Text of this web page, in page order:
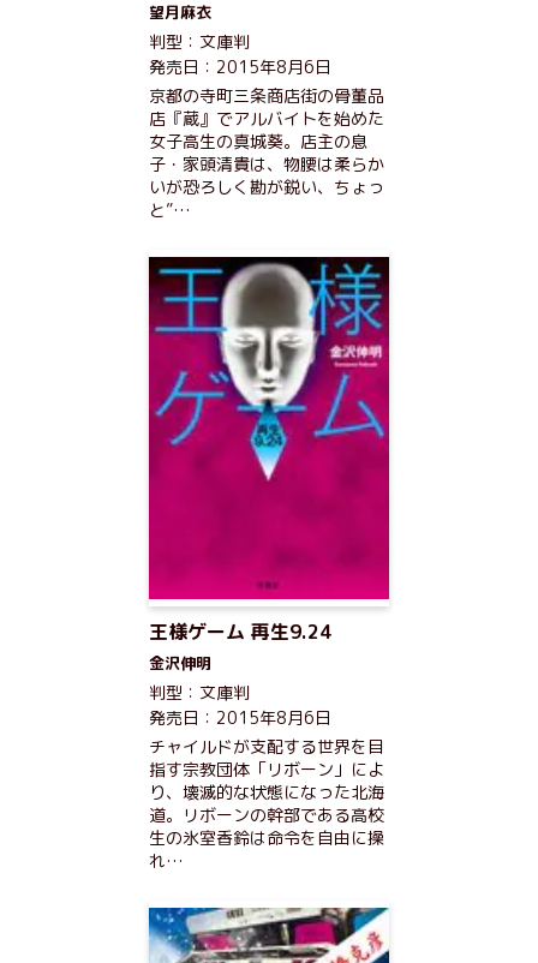
望月麻衣
判型：文庫判
発売日：2015年8月6日
京都の寺町三条商店街の骨董品
店『蔵』でアルバイトを始めた
女子高生の真城葵。店主の息
子・家頭清貴は、物腰は柔らか
いが恐ろしく勘が鋭い、ちょっ
と”…
王様ゲーム 再生9.24
金沢伸明
判型：文庫判
発売日：2015年8月6日
チャイルドが支配する世界を目
指す宗教団体「リボーン」によ
り、壊滅的な状態になった北海
道。リボーンの幹部である高校
生の氷室香鈴は命令を自由に操
れ…